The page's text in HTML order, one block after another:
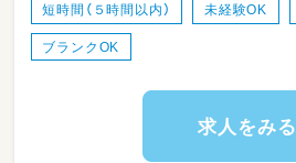
短時間（５時間以内） 未経験OK
ブランクOK
求人をみる